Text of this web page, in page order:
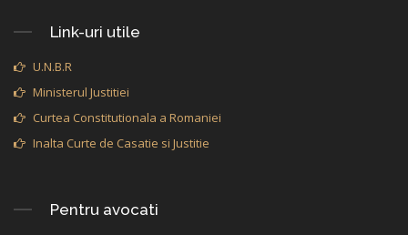
Link-uri utile
U.N.B.R
Ministerul Justitiei
Curtea Constitutionala a Romaniei
Inalta Curte de Casatie si Justitie
Pentru avocati